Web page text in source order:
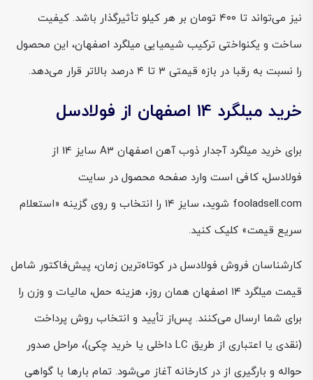
نیز می‌تواند تا ۴۰۰ تومان بر هر کیلو تأثیرگذار باشد. کیفیت
ساخت و یکنواختی ترکیب شیمیایی میلگرد اصفهان، این محصول
را نسبت به رقبا در بازه قیمتی ۳ تا ۴ درصد بالاتر قرار می‌دهد.
خرید میلگرد 14 اصفهان از فولادسل
برای خرید میلگرد آجدار ذوب آهن اصفهان A3 سایز 14 از
فولادسل، کافی است وارد صفحه محصول در سایت
fooladsell.com شوید، سایز ۱۴ را انتخاب و روی گزینه «استعلام
سریع قیمت» کلیک کنید.
کارشناسان فروش فولادسل در کوتاه‌ترین زمان، پیش‌فاکتور شامل
قیمت میلگرد ۱۴ اصفهان همان روز، هزینه حمل، مالیات و وزن را
برای شما ارسال می‌کنند. پس‌از تأیید و انتخاب روش پرداخت
(نقدی یا اعتباری از طریق LC داخلی یا خرید چکی)، مراحل صدور
حواله و بارگیری از در کارخانه آغاز می‌شود. تمام بارها با گواهی